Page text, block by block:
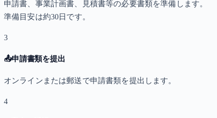
申請書、事業計画書、見積書等の必要書類を準備します。
準備目安は約30日です。
3
📤申請書類を提出
オンラインまたは郵送で申請書類を提出します。
4